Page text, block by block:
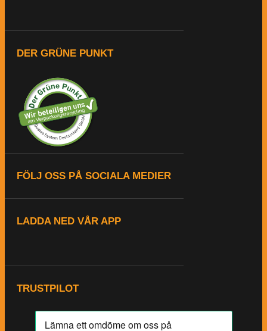
DER GRÜNE PUNKT
FÖLJ OSS PÅ SOCIALA MEDIER
LADDA NED VÅR APP
TRUSTPILOT